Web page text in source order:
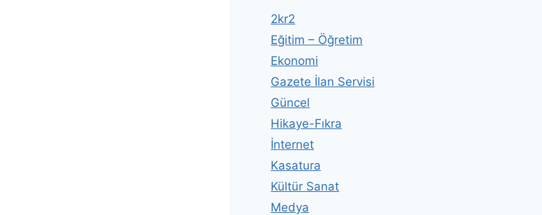
2kr2
Eğitim – Öğretim
Ekonomi
Gazete İlan Servisi
Güncel
Hikaye-Fıkra
İnternet
Kasatura
Kültür Sanat
Medya